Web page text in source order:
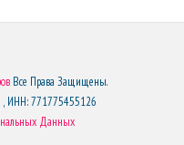
Все Права Защищены.
, ИНН: 771775455126
Данных